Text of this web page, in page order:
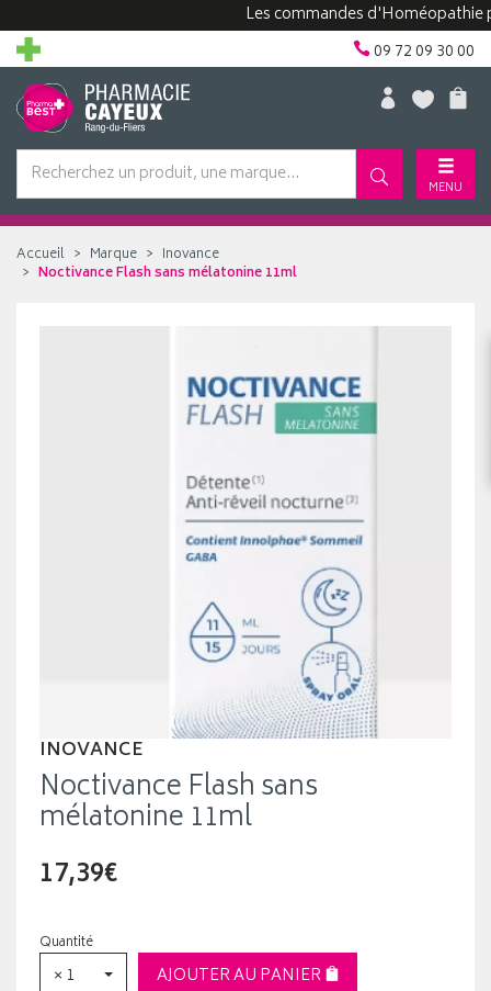
Les commandes d'Homéopathie
09 72 09 30 00
MENU
Accueil Marque
Inovance
Noctivance Flash sans mélatonine 11ml
INOVANCE
Noctivance Flash sans
mélatonine 11ml
17,39€
Quantité
× 1
AJOUTER AU PANIER